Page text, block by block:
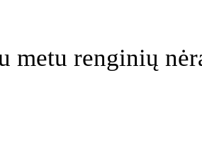
metu renginių